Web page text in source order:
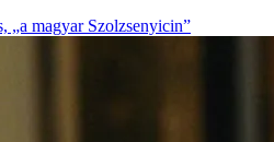
„a magyar Szolzsenyicin”